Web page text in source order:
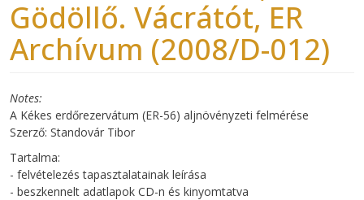
Gödöllő. Vácrátót, ER
Archívum (2008/D-012)
Notes
A Kékes erdőrezervátum (ER-56) aljnövényzeti felmérése
Szerző: Standovár Tibor
Tartalma:
- felvételezés tapasztalatainak leírása
- beszkennelt adatlapok CD-n és kinyomtatva